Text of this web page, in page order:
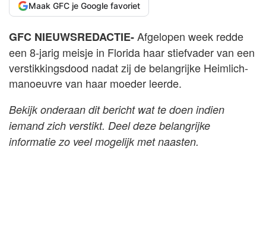
Maak GFC je Google favoriet
GFC NIEUWSREDACTIE-Afgelopen week redde
een 8-jarig meisje in Florida haar stiefvader van een
verstikkingsdood nadat zij de belangrijke Heimlich-
manoeuvre van haar moeder leerde.
Bekijk onderaan dit bericht wat te doen indien
iemand zich verstikt. Deel deze belangrijke
informatie zo veel mogelijk met naasten.